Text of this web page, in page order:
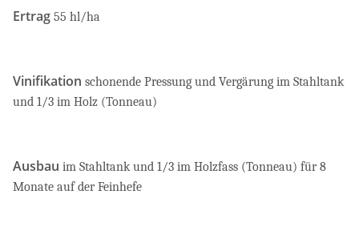
Ertrag 55 hl/ha
Vinifikation schonende Pressung und Vergärung im Stahltank
und 1/3 im Holz (Tonneau)
Ausbau im Stahltank und 1/3 im Holzfass (Tonneau) für 8
Monate auf der Feinhefe